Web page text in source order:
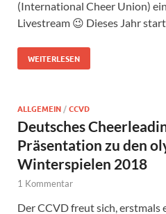
(International Cheer Union)
Livestream 😉 Dieses Jahr
WEITERLESEN
ALLGEMEIN/CCVD
Deutsches
Präsentation zu den
Winterspielen 2018
1 Kommentar
Der CCVD freut sich, erstmals